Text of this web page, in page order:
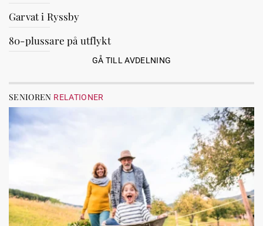
Garvat i Ryssby
80-plussare på utflykt
GÅ TILL AVDELNING
SENIOREN RELATIONER